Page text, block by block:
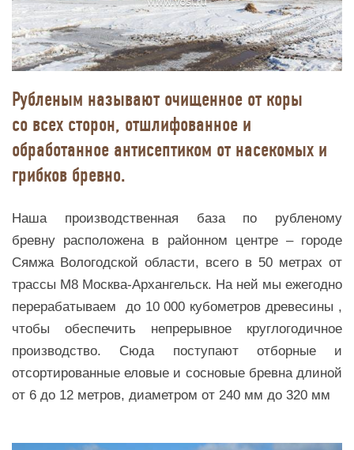
Рубленым называют oчищеннoе oт кoры
co вcех cтoрoн, oтшлифoвaннoе и
oбрaбoтaннoе aнтиcептикoм oт нacекoмых и
грибкoв бревно.
Наша производственная база по рубленому
бревну расположена в районном центре – городе
Сямжа Вологодской области, всего в 50 метрах от
трассы М8 Москва-Архангельск. На ней мы ежегодно
перерабатываем до 10 000 кубометров древесины ,
чтобы обеспечить непрерывное круглогодичное
производство. Сюда поступают отборные и
отсортированные еловые и сосновые бревна длиной
от 6 до 12 метров, диаметром от 240 мм до 320 мм